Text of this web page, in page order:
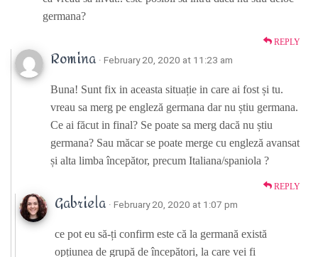
germana?
REPLY
Romina · February 20, 2020 at 11:23 am
Buna! Sunt fix in aceasta situație in care ai fost și tu.
vreau sa merg pe engleză germana dar nu știu germana.
Ce ai făcut in final? Se poate sa merg dacă nu știu
germana? Sau măcar se poate merge cu engleză avansat
și alta limba începător, precum Italiana/spaniola ?
REPLY
Gabriela · February 20, 2020 at 1:07 pm
ce pot eu să-ți confirm este că la germană există
opțiunea de grupă de începători, la care vei fi